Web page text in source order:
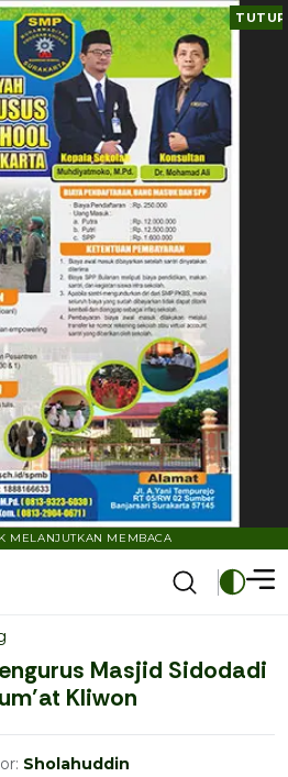
TUTUP
MELANJUTKAN MEMBACA
Masjid Sidodadi
Kliwon
Sholahuddin